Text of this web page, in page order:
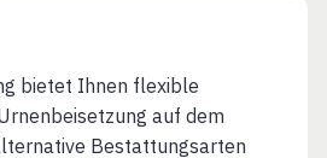
bietet Ihnen flexible
auf dem
Bestattungsarten